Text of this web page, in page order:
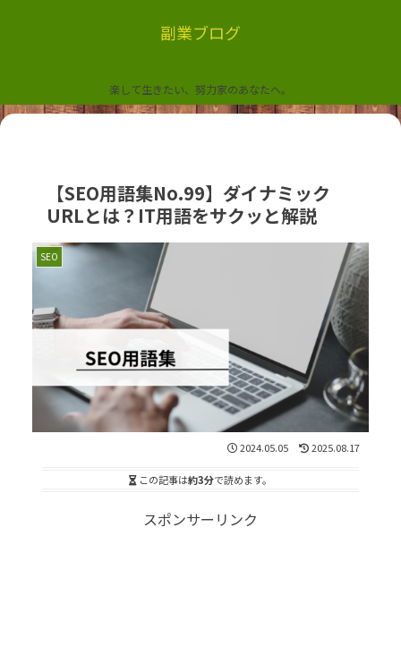
副業ブログ
楽して生きたい、努力家のあなたへ。
【SEO用語集No.99】ダイナミック
URLとは？IT用語をサクッと解説
SEO
2024.05.05 2025.08.17
この記事は約3分で読めます。
スポンサーリンク